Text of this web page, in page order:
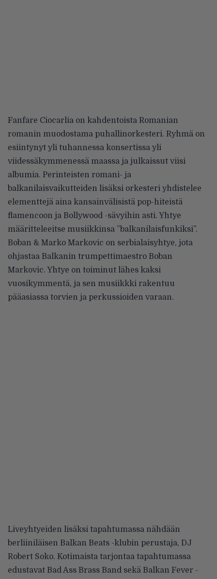
Fanfare Ciocarlia on kahdentoista Romanian
romanin muodostama puhallinorkesteri. Ryhmä on
esiintynyt yli tuhannessa konsertissa yli
viidessäkymmenessä maassa ja julkaissut viisi
albumia. Perinteisten romani- ja
balkanilaisvaikutteiden lisäksi orkesteri yhdistelee
elementtejä aina kansainvälisistä pop-hiteistä
flamencoon ja Bollywood -sävyihin asti. Yhtye
määritteleeitse musiikkinsa ”balkanilaisfunkiksi”.
Boban & Marko Markovic on serbialaisyhtye, jota
ohjastaa Balkanin trumpettimaestro Boban
Markovic. Yhtye on toiminut lähes kaksi
vuosikymmentä, ja sen musiikkki rakentuu
pääasiassa torvien ja perkussioiden varaan.
Liveyhtyeiden lisäksi tapahtumassa nähdään
berliiniläisen Balkan Beats -klubin perustaja, DJ
Robert Soko. Kotimaista tarjontaa tapahtumassa
edustavat Bad Ass Brass Band sekä Balkan Fever -